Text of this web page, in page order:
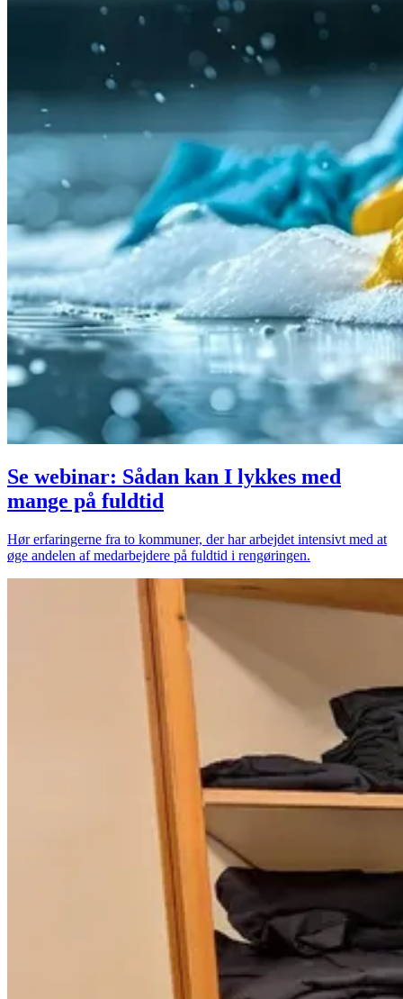
Se webinar: Sådan kan I lykkes med
mange på fuldtid
Hør erfaringerne fra to kommuner, der har arbejdet intensivt med at
øge andelen af medarbejdere på fuldtid i rengøringen.